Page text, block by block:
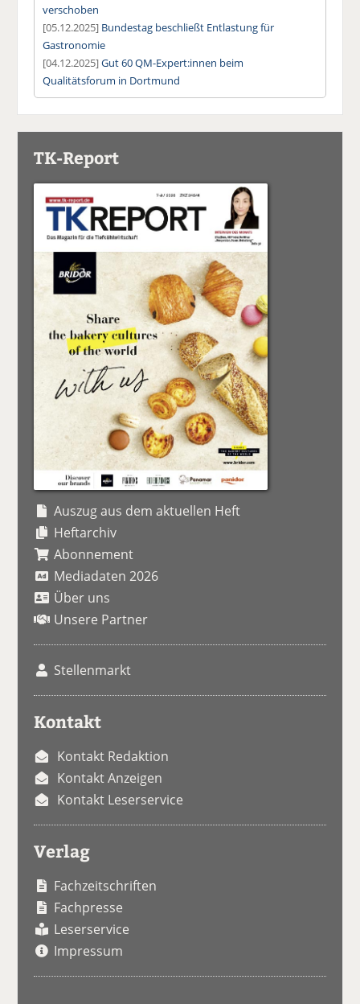
verschoben
[05.12.2025] Bundestag beschließt Entlastung für
Gastronomie
[04.12.2025]Gut 60 QM-Expert:innen beim
Qualitätsforum in Dortmund
TK-Report
Auszug aus dem aktuellen Heft
Heftarchiv
Abonnement
Mediadaten 2026
Über uns
Unsere Partner
Stellenmarkt
Kontakt
Kontakt Redaktion
Kontakt Anzeigen
Kontakt Leserservice
Verlag
Fachzeitschriften
Fachpresse
Leserservice
Impressum